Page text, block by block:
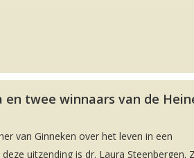
twee winnaars van de
van Ginneken over het leven in een
uitzending is dr. Laura Steenbergen.